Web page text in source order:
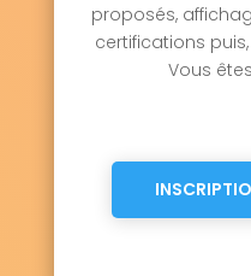
proposés,
certifications
Vous